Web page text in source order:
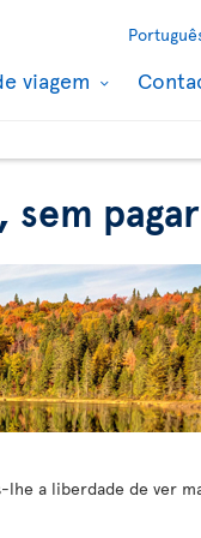
viagem
lhe a liberdade de ver